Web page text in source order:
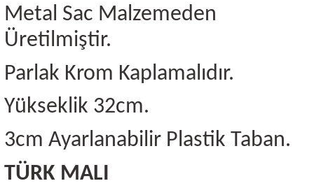
Metal Sac Malzemeden
Üretilmiştir.
Parlak Krom Kaplamalıdır.
Yükseklik 32cm.
3cm Ayarlanabilir Plastik Taban.
TÜRK MALI